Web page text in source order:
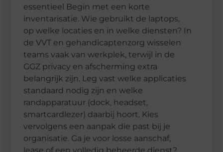
essentieel Begin met een korte
inventarisatie. Wie gebruikt de laptops,
op welke locaties en in welke diensten? In
de VVT en gehandicaptenzorg wisselen
teams vaak van werkplek, terwijl in de
GGZ privacy en afscherming extra
belangrijk zijn. Leg vast welke applicaties
standaard nodig zijn en welke
randapparatuur (dock, headset,
smartcardlezer) daarbij hoort. Kies
vervolgens een aanpak die past bij je
organisatie. Ga je voor losse aanschaf,
lease of een volledig beheerde dienst?